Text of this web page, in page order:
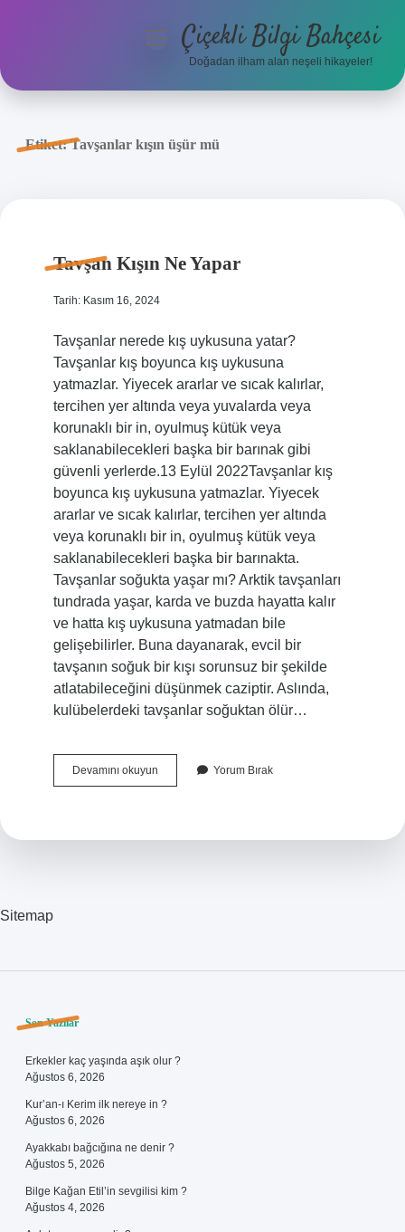
Anasayfa
menüyüÇiçekli Bilgi Bahçesi
Doğadan ilham alan neşeli hikayeler!
Etiket:Tavşanlar kışın üşür mü
Tavşan Kışın Ne Yapar
Tarih: Kasım 16, 2024
Tavşanlar nerede kış uykusuna yatar?
Tavşanlar kış boyunca kış uykusuna
yatmazlar. Yiyecek ararlar ve sıcak kalırlar,
tercihen yer altında veya yuvalarda veya
korunaklı bir in, oyulmuş kütük veya
saklanabilecekleri başka bir barınak gibi
güvenli yerlerde.13 Eylül 2022Tavşanlar kış
boyunca kış uykusuna yatmazlar. Yiyecek
ararlar ve sıcak kalırlar, tercihen yer altında
veya korunaklı bir in, oyulmuş kütük veya
saklanabilecekleri başka bir barınakta.
Tavşanlar soğukta yaşar mı? Arktik tavşanları
tundrada yaşar, karda ve buzda hayatta kalır
ve hatta kış uykusuna yatmadan bile
gelişebilirler. Buna dayanarak, evcil bir
tavşanın soğuk bir kışı sorunsuz bir şekilde
atlatabileceğini düşünmek caziptir. Aslında,
kulübelerdeki tavşanlar soğuktan ölür…
Devamını okuyunTavşan
Kışın
Yorum Bırak
Sitemap
Sidebar
Son Yazılar
Erkekler kaç yaşında aşık olur ?
Ağustos 6, 2026
Kur’an-ı Kerim ilk nereye in ?
Ağustos 6, 2026
Ayakkabı bağcığına ne denir ?
Ağustos 5, 2026
Bilge Kağan Etil’in sevgilisi kim ?
Ağustos 4, 2026